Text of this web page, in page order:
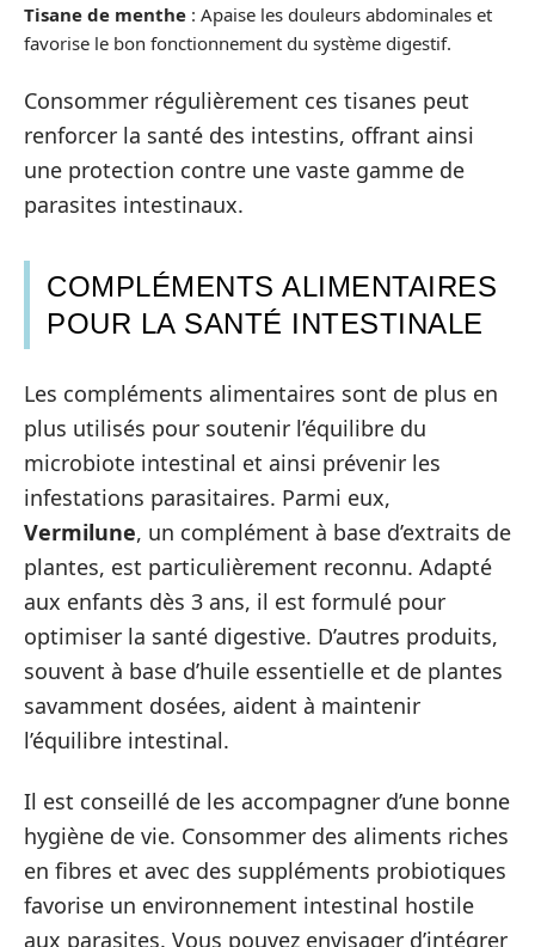
Tisane de menthe : Apaise les douleurs abdominales et
favorise le bon fonctionnement du système digestif.
Consommer régulièrement ces tisanes peut
renforcer la santé des intestins, offrant ainsi
une protection contre une vaste gamme de
parasites intestinaux.
COMPLÉMENTS ALIMENTAIRES
POUR LA SANTÉ INTESTINALE
Les compléments alimentaires sont de plus en
plus utilisés pour soutenir l’équilibre du
microbiote intestinal et ainsi prévenir les
infestations parasitaires. Parmi eux,
Vermilune, un complément à base d’extraits de
plantes, est particulièrement reconnu. Adapté
aux enfants dès 3 ans, il est formulé pour
optimiser la santé digestive. D’autres produits,
souvent à base d’huile essentielle et de plantes
savamment dosées, aident à maintenir
l’équilibre intestinal.
Il est conseillé de les accompagner d’une bonne
hygiène de vie. Consommer des aliments riches
en fibres et avec des suppléments probiotiques
favorise un environnement intestinal hostile
aux parasites. Vous pouvez envisager d’intégrer